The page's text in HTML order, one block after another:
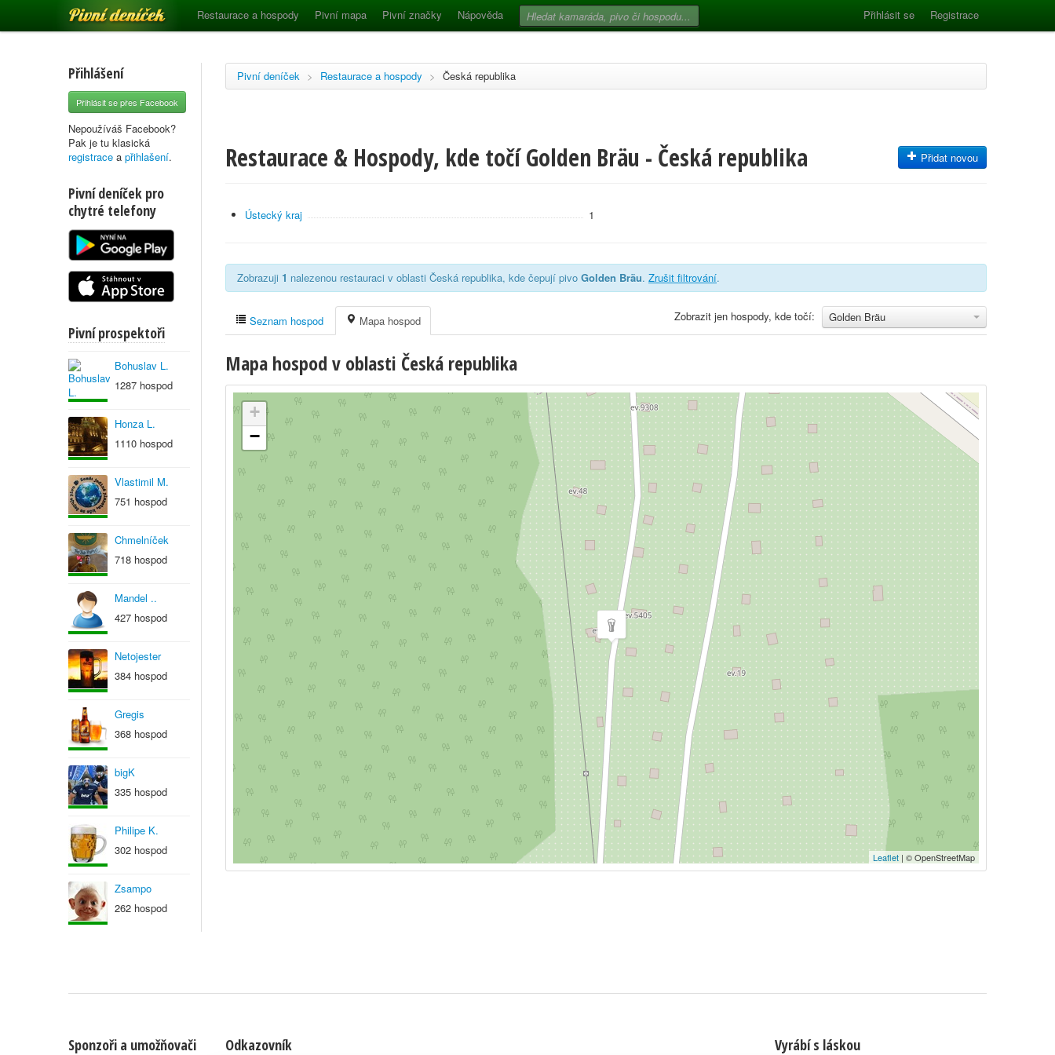
Pivní deníček Restaurace a hospody Pivní mapa Pivní značky Nápověda Přihlásit se Registrace
Přihlášení
Přihlásit se přes Facebook
Nepoužíváš Facebook?
Pak je tu klasická
registrace a přihlašení.
Pivní deníček pro
chytré telefony
Pivní prospektoři
Bohuslav L.
1287 hospod
Honza L.
1110 hospod
Vlastimil M.
751 hospod
Chmelníček
718 hospod
Mandel ..
427 hospod
Netojester
384 hospod
Gregis
368 hospod
bigK
335 hospod
Philipe K.
302 hospod
Zsampo
262 hospod
Pivní deníček > Restaurace a hospody > Česká republika
Restaurace & Hospody, kde točí Golden Bräu - Česká republika Přidat novou
Ústecký kraj 1
Zobrazuji 1 nalezenou restauraci v oblasti Česká republika, kde čepují pivo Golden Bräu. Zrušit filtrování.
Golden Bräu
Zobrazit jen hospody, kde točí:
Seznam hospod Mapa hospod
Mapa hospod v oblasti Česká republika
+
−
Leaflet | © OpenStreetMap
Sponzoři a umožňovači Odkazovník Vyrábí s láskou